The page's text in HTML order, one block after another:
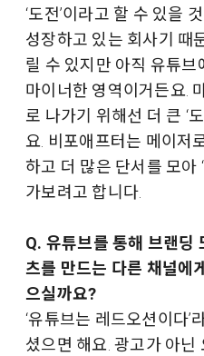
‘도전’이라고 할 수 있을
성장하고 있는 회사기 때
릴 수 있지만 아직 유튜
마이너한 영역이거든요.
로 나가기 위해선 더 큰 ‘
요. 비포애프터는 메이저
하고 더 많은 단서를 모아
가보려고 합니다.
Q. 유튜브를 통해 브랜딩
츠를 만드는 다른 채널에
으실까요?
‘유튜브는 레드오션이다’
셨으면 해요. 광고가 아닌